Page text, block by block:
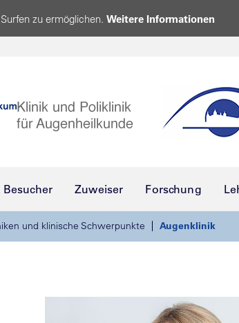
zu ermöglichen. Weitere Informationen
Besucher Zuweiser Forschung
und klinische Schwerpunkte Augenklinik